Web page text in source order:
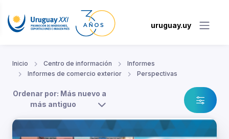
uruguay.uy
Inicio Centro de información
Informes
Informes de comercio exterior
Perspectivas
Ordenar por: Más nuevo a
más antiguo